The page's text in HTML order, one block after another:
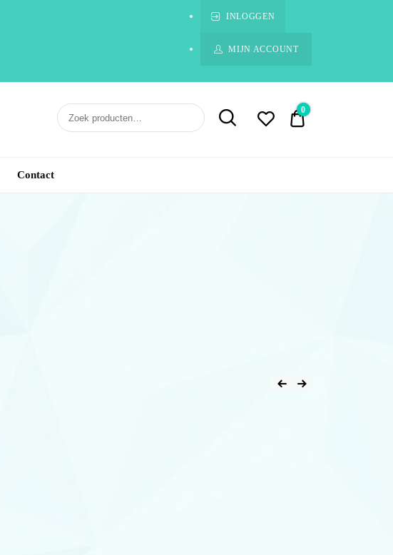
INLOGGEN
MIJN ACCOUNT
€ 0,00
0
Contact